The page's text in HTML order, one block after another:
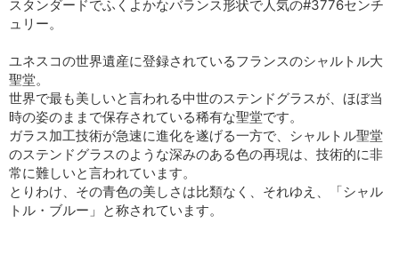
スタンダードでふくよかなバランス形状で人気の#3776センチ
ュリー。
ユネスコの世界遺産に登録されているフランスのシャルトル大
聖堂。
世界で最も美しいと言われる中世のステンドグラスが、ほぼ当
時の姿のままで保存されている稀有な聖堂です。
ガラス加工技術が急速に進化を遂げる一方で、シャルトル聖堂
のステンドグラスのような深みのある色の再現は、技術的に非
常に難しいと言われています。
とりわけ、その青色の美しさは比類なく、それゆえ、「シャル
トル・ブルー」と称されています。